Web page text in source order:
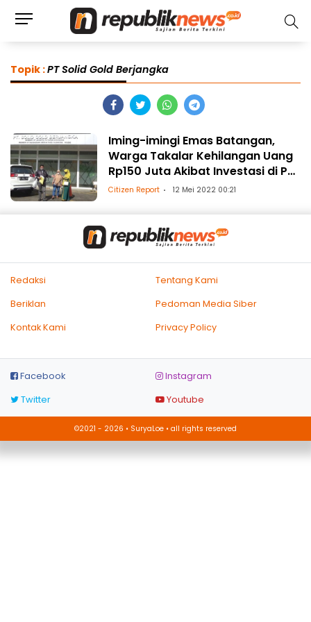
Topik :PT Solid Gold Berjangka
Iming-imingi Emas Batangan,
Warga Takalar Kehilangan Uang
Rp150 Juta Akibat Investasi di PT
Solid Gold Berjangka
Citizen Report 12 Mei 2022 00:21
Redaksi
Tentang Kami
Beriklan
Pedoman Media Siber
Kontak Kami
Privacy Policy
Facebook
Instagram
Twitter
Youtube
©2021 - 2026 • SuryaLoe • all rights reserved